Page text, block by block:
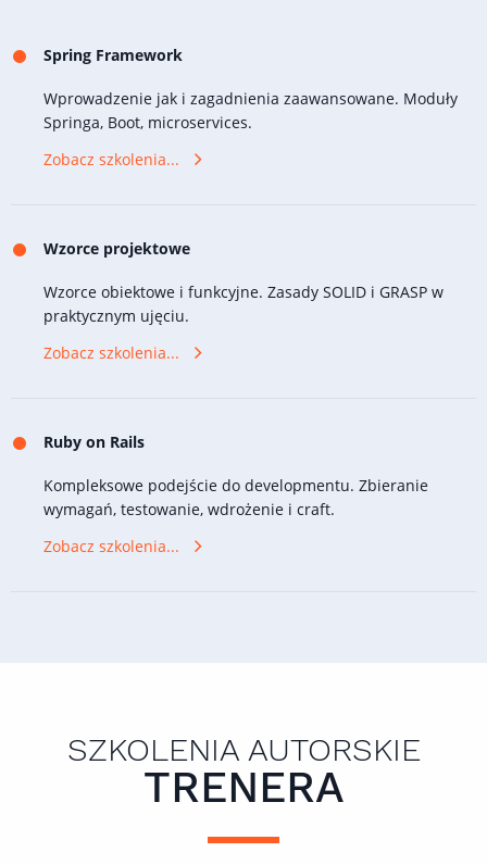
Spring Framework
Wprowadzenie jak i zagadnienia zaawansowane. Moduły
Springa, Boot, microservices.
Zobacz szkolenia...
Wzorce projektowe
Wzorce obiektowe i funkcyjne. Zasady SOLID i GRASP w
praktycznym ujęciu.
Zobacz szkolenia...
Ruby on Rails
Kompleksowe podejście do developmentu. Zbieranie
wymagań, testowanie, wdrożenie i craft.
Zobacz szkolenia...
SZKOLENIA AUTORSKIE
TRENERA